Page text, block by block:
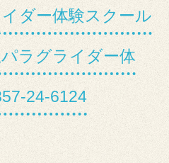
ダー体験スクール
ラグライダー体
24-6124